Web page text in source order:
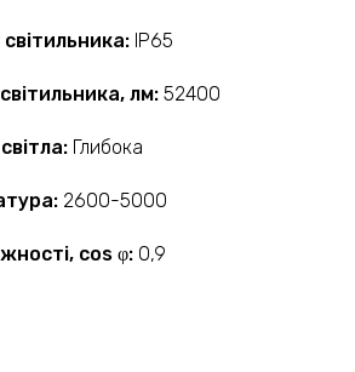
IP65
лм: 52400
Глибока
2600-5000
cos φ: 0,9